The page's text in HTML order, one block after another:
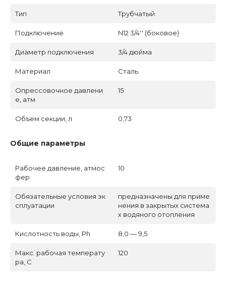
Тип Трубчатый
Подключение N12 3/4'' (боковое)
Диаметр подключения 3/4 дюйма
Материал Сталь
Опрессовочное давлени
е, атм
15
Объем секции, л 0,73
Общие параметры
Рабочее давление, атмос
фер
10
Обязательные условия эк
сплуатации
предназначены для приме
нения в закрытых система
х водяного отопления
Кислотность воды, Ph 8,0 — 9,5
Макс. рабочая температу
ра, C
120